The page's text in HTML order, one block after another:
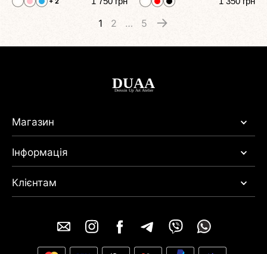
1 2 … 5 →
Магазин
Інформація
Клієнтам